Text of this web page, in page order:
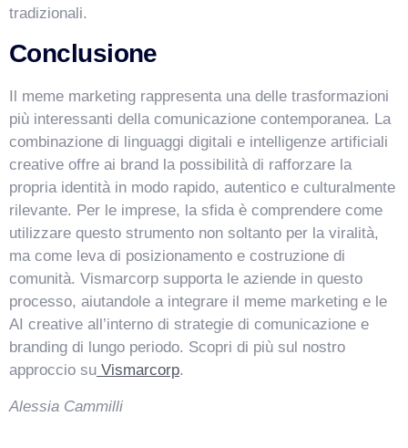
tradizionali.
Conclusione
Il meme marketing rappresenta una delle trasformazioni
più interessanti della comunicazione contemporanea. La
combinazione di linguaggi digitali e intelligenze artificiali
creative offre ai brand la possibilità di rafforzare la
propria identità in modo rapido, autentico e culturalmente
rilevante. Per le imprese, la sfida è comprendere come
utilizzare questo strumento non soltanto per la viralità,
ma come leva di posizionamento e costruzione di
comunità. Vismarcorp supporta le aziende in questo
processo, aiutandole a integrare il meme marketing e le
AI creative all’interno di strategie di comunicazione e
branding di lungo periodo. Scopri di più sul nostro
approccio su Vismarcorp.
Alessia Cammilli